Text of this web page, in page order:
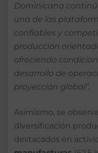
Dominicana
una de las
confiables y
producción
ofreciendo
desarrollo de
proyección global”.
Asimismo, se
diversificación
destacados en